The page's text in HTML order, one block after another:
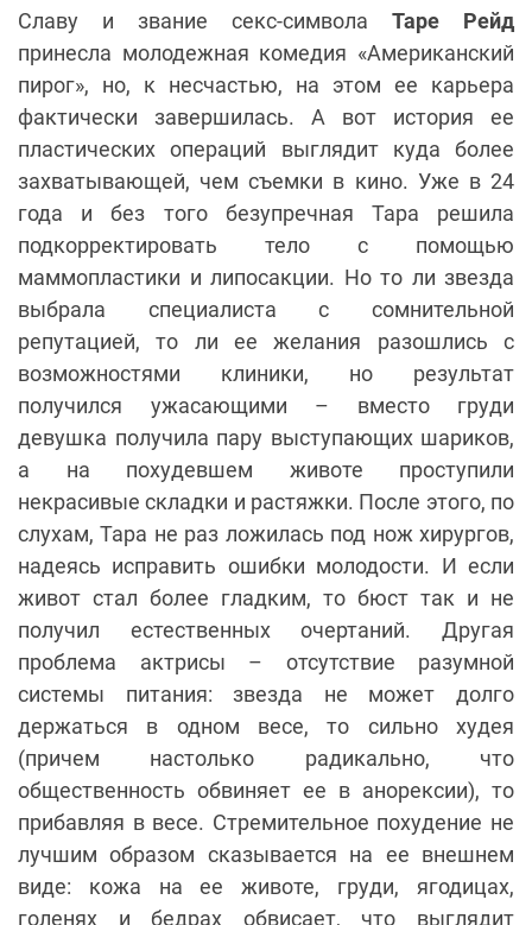
Славу и звание секс-символа Таре Рейд
принесла молодежная комедия «Американский
пирог», но, к несчастью, на этом ее карьера
фактически завершилась. А вот история ее
пластических операций выглядит куда более
захватывающей, чем съемки в кино. Уже в 24
года и без того безупречная Тара решила
подкорректировать тело с помощью
маммопластики и липосакции. Но то ли звезда
выбрала специалиста с сомнительной
репутацией, то ли ее желания разошлись с
возможностями клиники, но результат
получился ужасающими – вместо груди
девушка получила пару выступающих шариков,
а на похудевшем животе проступили
некрасивые складки и растяжки. После этого, по
слухам, Тара не раз ложилась под нож хирургов,
надеясь исправить ошибки молодости. И если
живот стал более гладким, то бюст так и не
получил естественных очертаний. Другая
проблема актрисы – отсутствие разумной
системы питания: звезда не может долго
держаться в одном весе, то сильно худея
(причем настолько радикально, что
общественность обвиняет ее в анорексии), то
прибавляя в весе. Стремительное похудение не
лучшим образом сказывается на ее внешнем
виде: кожа на ее животе, груди, ягодицах,
голенях и бедрах обвисает, что выглядит